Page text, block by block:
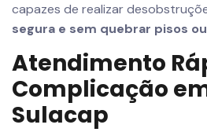
capazes de realizar
segura e sem quebrar pisos
Atendimento
Complicação
Sulacap